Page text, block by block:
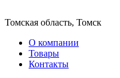
Томская область, Томск
О компании
Товары
Контакты